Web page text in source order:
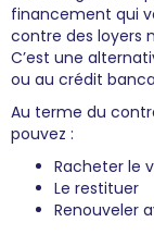
financement qui
contre des loyers
C’est une
ou au crédit
Au terme du
pouvez :
Racheter le
Le restituer
Renouveler